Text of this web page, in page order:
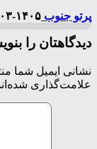
پرتو جنوب ۱۴۰۵-۰۳-۲۷
دیدگاهتان را
نشانی ایمیل شما
علامت‌گذاری